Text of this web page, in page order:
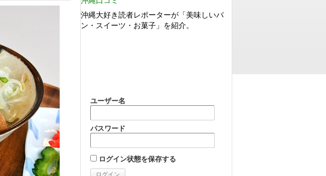
ユーザー名
パスワード
ログイン状態を保存する